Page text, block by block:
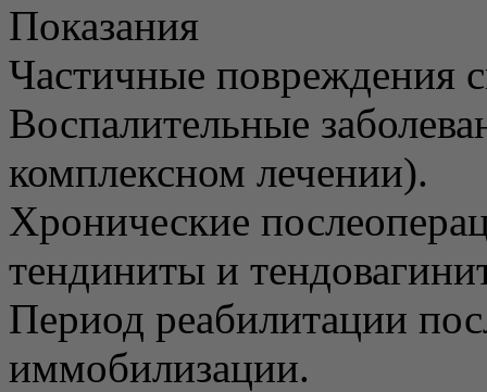
Показания
Частичные повреждения
Воспалительные
комплексном лечении).
Хронические
тендиниты и
Период реабилитации
иммобилизации.